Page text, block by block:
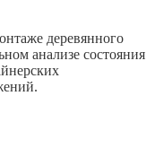
деревянного
анализе состояния